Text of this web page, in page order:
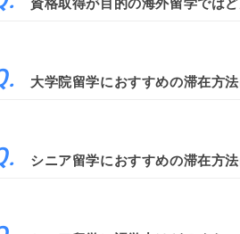
資格取得が目的の海外留学では
大学院留学におすすめの滞在方法
シニア留学におすすめの滞在方法